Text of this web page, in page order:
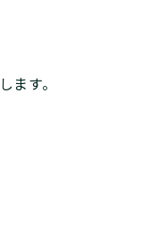
ます。